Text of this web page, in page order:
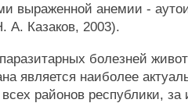
выраженной анемии -
А. Казаков, 2003).
болезней
является наиболее
всех районов республики,